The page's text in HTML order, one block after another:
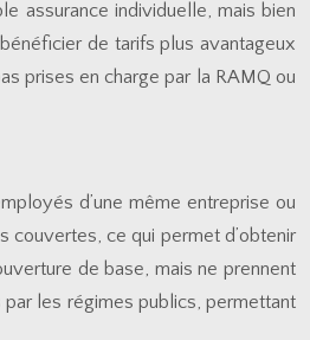
assurance individuelle, mais bien
de tarifs plus avantageux
prises en charge par la RAMQ ou
d’une même entreprise ou
couvertes, ce qui permet d’obtenir
de base, mais ne prennent
les régimes publics, permettant